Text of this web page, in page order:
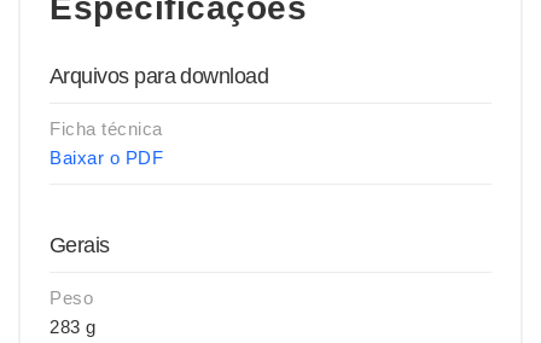
Especificações
Arquivos para download
Ficha técnica
Baixar o PDF
Gerais
Peso
283 g